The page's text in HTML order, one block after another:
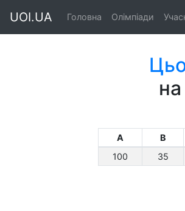
UOI.UA Головна Олімпіади
на
A B
100
35